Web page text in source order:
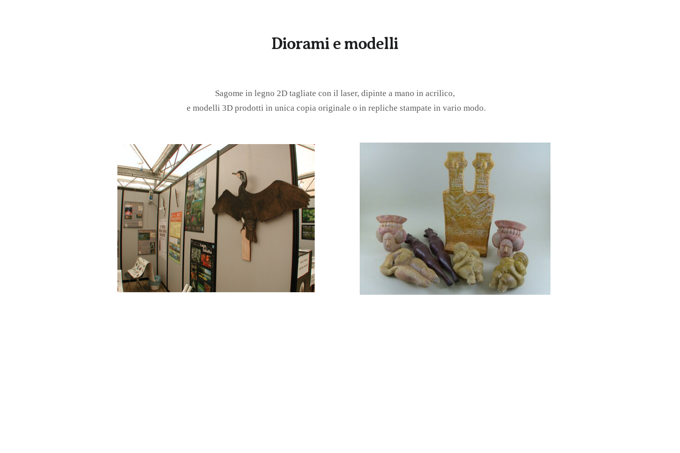
Diorami e modelli
Sagome in legno 2D tagliate con il laser, dipinte a mano in acrilico,
e modelli 3D prodotti in unica copia originale o in repliche stampate in vario modo.